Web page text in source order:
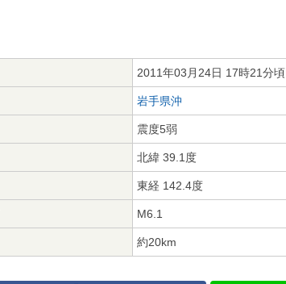
2011年03月24日 17時21分頃
岩手県沖
震度5弱
北緯 39.1度
東経 142.4度
M6.1
約20km